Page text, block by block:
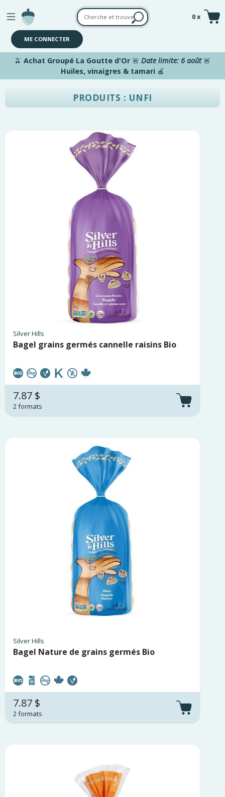
Aller au contenu principal
0 x
ME CONNECTER
🫒 Achat Groupé La Goutte d'Or 🚨 Date limite: 6 août🚨
Huiles, vinaigres & tamari 🍎
PRODUITS : UNFI
Silver Hills
Bagel grains germés cannelle raisins Bio
7.87 $
2 formats
Silver Hills
Bagel Nature de grains germés Bio
7.87 $
2 formats